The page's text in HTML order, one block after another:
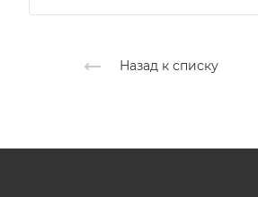
Назад к списку